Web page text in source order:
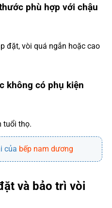
phù hợp với chậu
đặt, vòi quá ngắn hoặc cao
không có phụ kiện
tuổi thọ.
của bếp nam dương
và bảo trì vòi